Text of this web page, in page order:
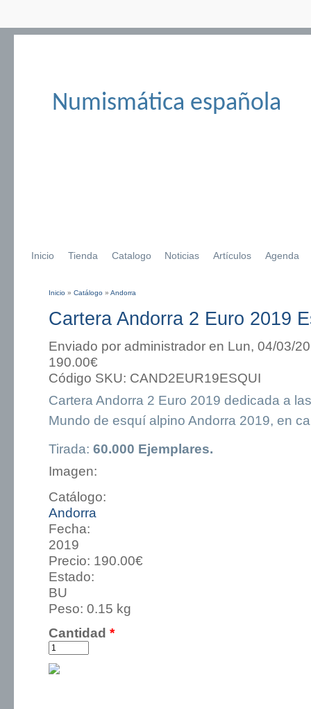
Numismática española
Inicio Tienda Catalogo Noticias Artículos Agenda
Inicio » Catálogo » Andorra
Cartera Andorra 2 Euro 2019
Enviado por administrador en Lun, 04/03/
190.00€
Código SKU: CAND2EUR19ESQUI
Cartera Andorra 2 Euro 2019 dedicada a
Mundo de esquí alpino Andorra 2019, en
Tirada: 60.000 Ejemplares.
Imagen:
Catálogo:
Andorra
Fecha:
2019
Precio: 190.00€
Estado:
BU
Peso: 0.15 kg
Cantidad *